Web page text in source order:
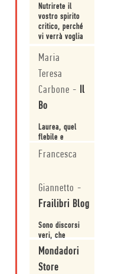
così?
Nutrirete il
vostro spirito
critico, perché
vi verrà voglia
alcune cose e
farete un bel
regalo alla
vostra anima.
Maria
Teresa
Carbone - Il
Bo
Laurea, quel
flebile e
passaggio-
Francesca
Giannetto -
Frailibri Blog
Sono discorsi
veri, che
vengono dal
cuore e
dallesperienza
Mondadori
Store